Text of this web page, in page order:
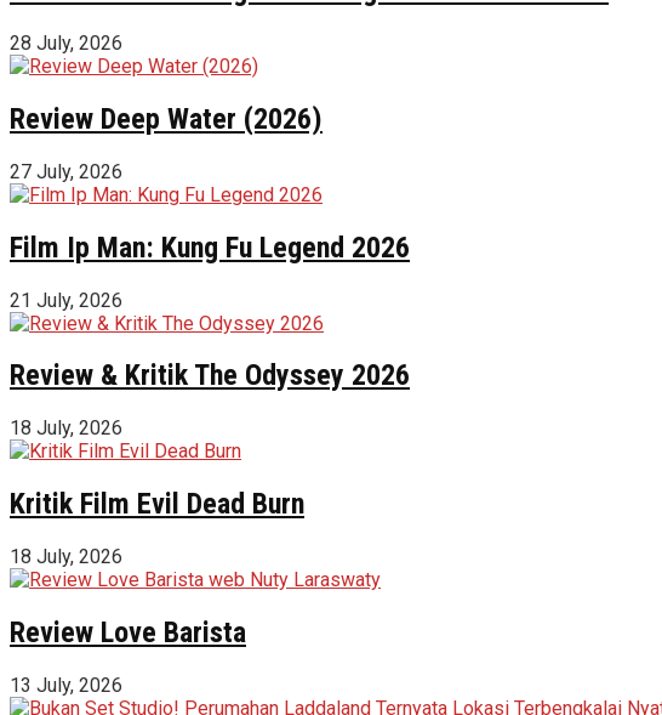
28 July, 2026
Review Deep Water (2026)
27 July, 2026
Film Ip Man: Kung Fu Legend 2026
21 July, 2026
Review & Kritik The Odyssey 2026
18 July, 2026
Kritik Film Evil Dead Burn
18 July, 2026
Review Love Barista
13 July, 2026